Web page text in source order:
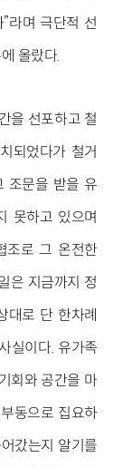
라며 극단적 선
올랐다.
을 선포하고 철
되었다가 철거
조문을 받을 유
못하고 있으며
조로 그 온전한
은 지금까지 정
대로 단 한차례
실이다. 유가족
회와 공간을 마
동으로 집요하
갔는지 알기를